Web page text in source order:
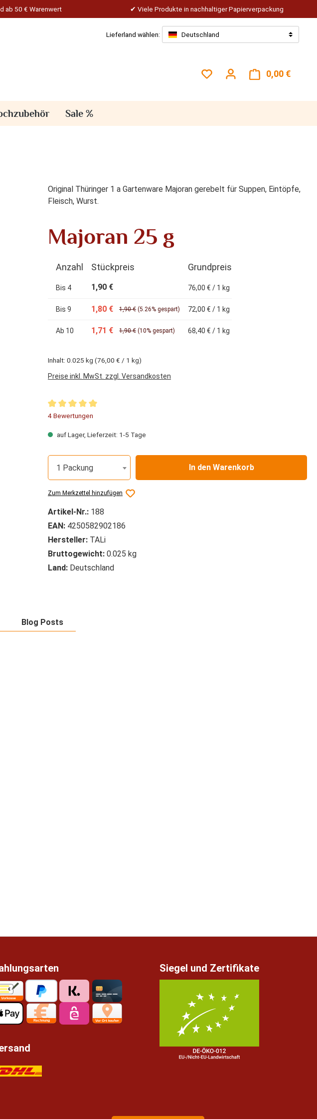
ab 50 € Warenwert Viele Produkte in nachhaltiger Papierverpackung
Lieferland wählen: Deutschland
Du hast 0 Produkte auf
0,00 €
Sale %
Original Thüringer 1 a Gartenware Majoran gerebelt für Suppen, Eintöpfe,
Fleisch, Wurst.
Majoran 25 g
Anzahl Stückpreis Grundpreis
Bis 4 1,90 € 76,00 € / 1 kg
Bis 9 1,80 € 1,90 € (5.26% gespart) 72,00 € / 1 kg
Ab 10 1,71 € 1,90 € (10% gespart) 68,40 € / 1 kg
Inhalt: 0.025 kg (76,00 € / 1 kg)
Preise inkl. MwSt. zzgl. Versandkosten
Durchschnittliche Bewertung von 5 von 5 Sternen
4 Bewertungen
auf Lager, Lieferzeit: 1-5 Tage
1 Packung In den Warenkorb
Zum Merkzettel hinzufügen
Artikel-Nr.: 188
EAN: 4250582902186
Hersteller: TALi
Bruttogewicht: 0.025 kg
Land: Deutschland
Blog Posts
Siegel und Zertifikate